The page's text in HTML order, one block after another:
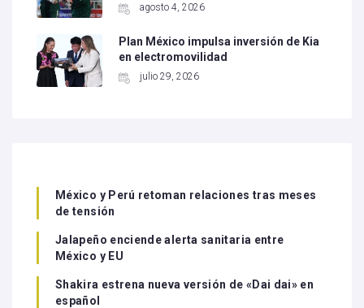
agosto 4, 2026
Plan México impulsa inversión de Kia
en electromovilidad
julio 29, 2026
México y Perú retoman relaciones tras meses
de tensión
Jalapeño enciende alerta sanitaria entre
México y EU
Shakira estrena nueva versión de «Dai dai» en
español